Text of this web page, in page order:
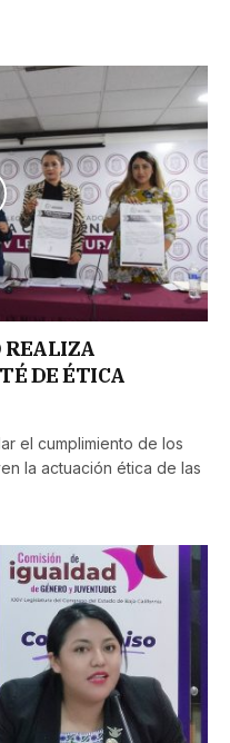
REALIZA
DE ÉTICA
el cumplimiento de los
la actuación ética de las